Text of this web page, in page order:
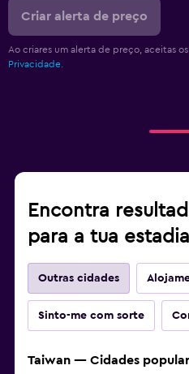
Criar alerta de preço
Ao criares um alerta de preço, aceitas os
Privacidade.
Encontra
para a tua
Outras cidades
Sinto-me com sorte
Taiwan — Cidades